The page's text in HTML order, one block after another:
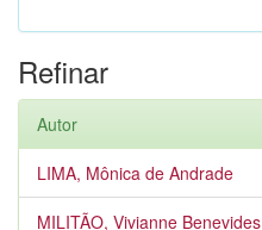
Refinar
Autor
LIMA, Mônica de Andrade
MILITÃO, Vivianne Benevides